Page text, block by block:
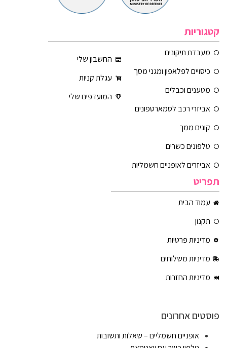
קטגוריות
מעבדת תיקונים
כיסויים לפלאפון ומגני מסך
מטענים וכבלים
אביזרי רכב לסמארטפונים
קונים ממך
טלפונים כשרים
אביזרים לאופניים חשמליות
החשבון שלי
עגלת קניות
המועדפים שלי
תפריט
עמוד הבית
תקנון
מדיניות פרטיות
מדיניות משלוחים
מדיניות החזרות
פוסטים אחרונים
אופניים חשמליים – שאלות ותשובות